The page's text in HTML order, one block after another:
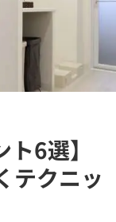
6選】
テクニッ